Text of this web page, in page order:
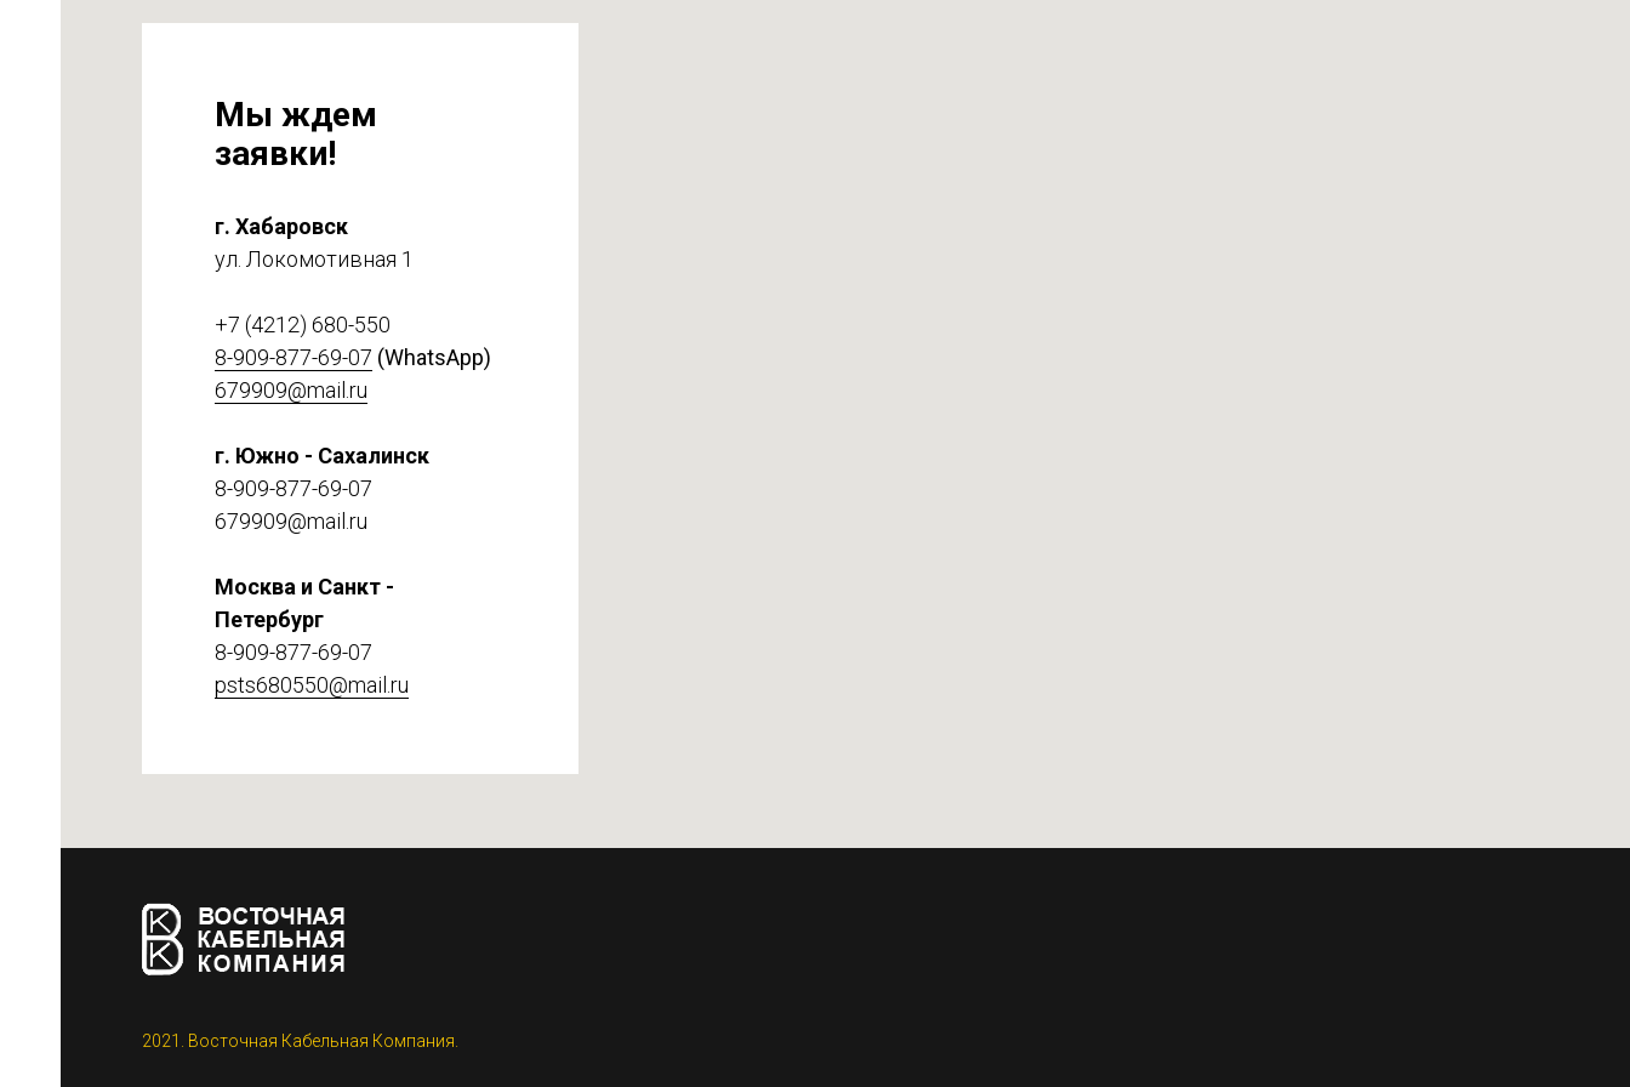
Мы ждем
заявки!
г. Хабаровск
ул. Локомотивная 1
+7 (4212) 680-550
8-909-877-69-07 (WhatsApp)
679909@mail.ru
г. Южно - Сахалинск
8-909-877-69-07
679909@mail.ru
Москва и Санкт -
Петербург
8-909-877-69-07
psts680550@mail.ru
2021. Восточная Кабельная Компания.